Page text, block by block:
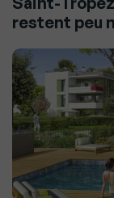
restent peu